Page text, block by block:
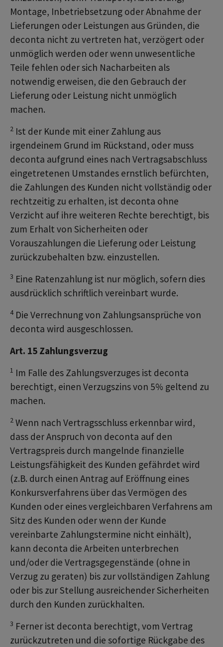
Montage, Inbetriebsetzung oder Abnahme der
Lieferungen oder Leistungen aus Gründen, die
deconta nicht zu vertreten hat, verzögert oder
unmöglich werden oder wenn unwesentliche
Teile fehlen oder sich Nacharbeiten als
notwendig erweisen, die den Gebrauch der
Lieferung oder Leistung nicht unmöglich
machen.
2 Ist der Kunde mit einer Zahlung aus
irgendeinem Grund im Rückstand, oder muss
deconta aufgrund eines nach Vertragsabschluss
eingetretenen Umstandes ernstlich befürchten,
die Zahlungen des Kunden nicht vollständig oder
rechtzeitig zu erhalten, ist deconta ohne
Verzicht auf ihre weiteren Rechte berechtigt, bis
zum Erhalt von Sicherheiten oder
Vorauszahlungen die Lieferung oder Leistung
zurückzubehalten bzw. einzustellen.
3 Eine Ratenzahlung ist nur möglich, sofern dies
ausdrücklich schriftlich vereinbart wurde.
4Die Verrechnung von Zahlungsansprüche von
deconta wird ausgeschlossen.
Art. 15 Zahlungsverzug
1 Im Falle des Zahlungsverzuges ist deconta
berechtigt, einen Verzugszins von 5% geltend zu
machen.
2 Wenn nach Vertragsschluss erkennbar wird,
dass der Anspruch von deconta auf den
Vertragspreis durch mangelnde finanzielle
Leistungsfähigkeit des Kunden gefährdet wird
(z.B. durch einen Antrag auf Eröffnung eines
Konkursverfahrens über das Vermögen des
Kunden oder eines vergleichbaren Verfahrens am
Sitz des Kunden oder wenn der Kunde
vereinbarte Zahlungstermine nicht einhält),
kann deconta die Arbeiten unterbrechen
und/oder die Vertragsgegenstände (ohne in
Verzug zu geraten) bis zur vollständigen Zahlung
oder bis zur Stellung ausreichender Sicherheiten
durch den Kunden zurückhalten.
3 Ferner ist deconta berechtigt, vom Vertrag
zurückzutreten und die sofortige Rückgabe des